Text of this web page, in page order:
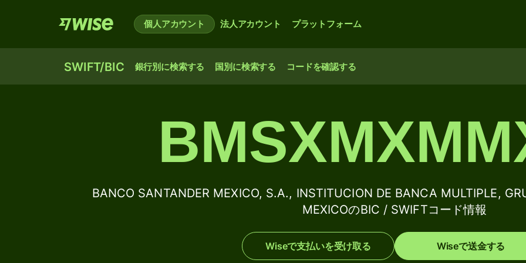
個人アカウント 法人アカウント プラットフォーム
SWIFT/BIC 銀行別に検索する 国別に検索する コードを確認する
BANCO SANTANDER MEXICO, S.A., INSTITUCION DE BANCA MULTIPLE,
MEXICOのBIC / SWIFTコード情報
Wiseで支払いを受け取る Wiseで送金する